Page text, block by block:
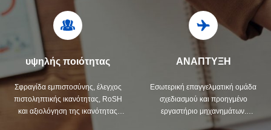
υψηλής ποιότητας
Σφραγίδα εμπιστοσύνης, έλεγχος
πιστοληπτικής ικανότητας, RoSH
και αξιολόγηση της ικανότητας
ΑΝΑΠΤΥΞΗ
Εσωτερική επαγγελματική ομάδα
σχεδιασμού και προηγμένο
εργαστήριο μηχανημάτων.
Μπορούμε να συνεργαστούμε για